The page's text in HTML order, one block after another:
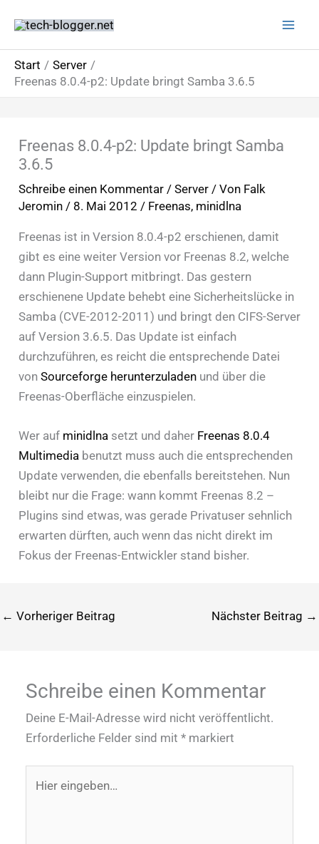
Inhalt
springen
Start
Server
Freenas 8.0.4-p2: Update bringt Samba 3.6.5
Freenas 8.0.4-p2: Update bringt Samba
3.6.5
Schreibe einen Kommentar / Server/ Von Falk
Jeromin / 8. Mai 2012 / Freenas, minidlna
Freenas ist in Version 8.0.4-p2 erschienen, damit
gibt es eine weiter Version vor Freenas 8.2, welche
dann Plugin-Support mitbringt. Das gestern
erschienene Update behebt eine Sicherheitslücke in
Samba (CVE-2012-2011) und bringt den CIFS-Server
auf Version 3.6.5. Das Update ist einfach
durchzuführen, es reicht die entsprechende Datei
von Sourceforge herunterzuladenund über die
Freenas-Oberfläche einzuspielen.
Wer auf minidlna setzt und daherFreenas 8.0.4
Multimedia benutzt muss auch die entsprechenden
Update verwenden, die ebenfalls bereitstehen. Nun
bleibt nur die Frage: wann kommt Freenas 8.2 –
Plugins sind etwas, was gerade Privatuser sehnlich
erwarten dürften, auch wenn das nicht direkt im
Fokus der Freenas-Entwickler stand bisher.
← Vorheriger Beitrag Nächster Beitrag →
Schreibe einen Kommentar
Deine E-Mail-Adresse wird nicht veröffentlicht.
Erforderliche Felder sind mit* markiert
eingeben…